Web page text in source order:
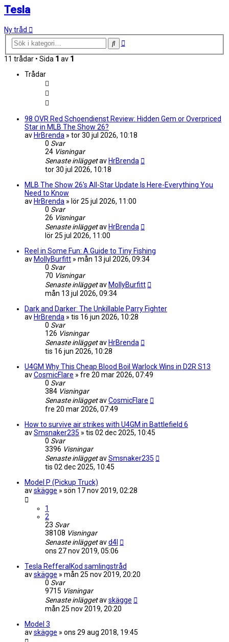
Tesla
Ny tråd
SökAvancerad
11 trådar • Sida 1 av 1
Trådar
98 OVR Red Schoendienst Review: Hidden Gem or Overpriced
Star in MLB The Show 26?
av HrBrenda » tor 30 jul 2026, 10:18
0 Svar
24 Visningar
Senaste inläggetav HrBrenda
tor 30 jul 2026, 10:18
MLB The Show 26's All-Star Update Is Here-Everything You
Need to Know
av HrBrenda » lör 25 jul 2026, 11:00
0 Svar
26 Visningar
Senaste inläggetav HrBrenda
lör 25 jul 2026, 11:00
Reel in Some Fun: A Guide to Tiny Fishing
av MollyBurfitt » mån 13 jul 2026, 09:34
0 Svar
70 Visningar
Senaste inläggetav MollyBurfitt
mån 13 jul 2026, 09:34
Dark and Darker: The Unkillable Parry Fighter
av HrBrenda » tis 16 jun 2026, 10:28
0 Svar
126 Visningar
Senaste inläggetav HrBrenda
tis 16 jun 2026, 10:28
U4GM Why This Cheap Blood Boil Warlock Wins in D2R S13
avCosmicFlare » fre 20 mar 2026, 07:49
0 Svar
384 Visningar
Senaste inläggetavCosmicFlare
fre 20 mar 2026, 07:49
How to survive air strikes with U4GM in Battlefield 6
avSmsnaker235 » tis 02 dec 2025, 10:45
0 Svar
3396 Visningar
Senaste inläggetavSmsnaker235
tis 02 dec 2025, 10:45
Model P (Pickup Truck)
avskägge » sön 17 nov 2019, 02:28
1
2
23 Svar
38108 Visningar
Senaste inläggetavd4l
ons 27 nov 2019, 05:06
Tesla RefferalKod samlingstråd
avskägge » mån 25 nov 2019, 20:20
0 Svar
9715 Visningar
Senaste inläggetavskägge
mån 25 nov 2019, 20:20
Model 3
avskägge » ons 29 aug 2018, 19:45